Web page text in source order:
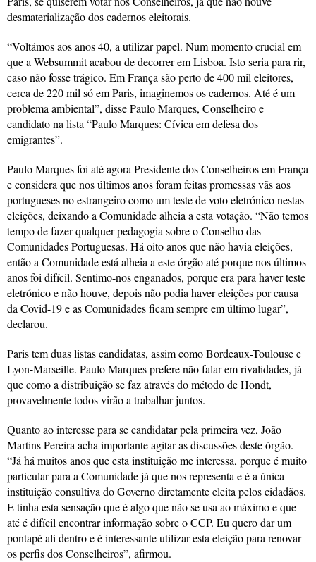
desmaterialização dos cadernos eleitorais.
“Voltámos aos anos 40, a utilizar papel. Num momento crucial em
que a Websummit acabou de decorrer em Lisboa. Isto seria para rir,
caso não fosse trágico. Em França são perto de 400 mil eleitores,
cerca de 220 mil só em Paris, imaginemos os cadernos. Até é um
problema ambiental”, disse Paulo Marques, Conselheiro e
candidato na lista “Paulo Marques: Cívica em defesa dos
emigrantes”.
Paulo Marques foi até agora Presidente dos Conselheiros em França
e considera que nos últimos anos foram feitas promessas vãs aos
portugueses no estrangeiro como um teste de voto eletrónico nestas
eleições, deixando a Comunidade alheia a esta votação. “Não temos
tempo de fazer qualquer pedagogia sobre o Conselho das
Comunidades Portuguesas. Há oito anos que não havia eleições,
então a Comunidade está alheia a este órgão até porque nos últimos
anos foi difícil. Sentimo-nos enganados, porque era para haver teste
eletrónico e não houve, depois não podia haver eleições por causa
da Covid-19 e as Comunidades ficam sempre em último lugar”,
declarou.
Paris tem duas listas candidatas, assim como Bordeaux-Toulouse e
Lyon-Marseille. Paulo Marques prefere não falar em rivalidades, já
que como a distribuição se faz através do método de Hondt,
provavelmente todos virão a trabalhar juntos.
Quanto ao interesse para se candidatar pela primeira vez, João
Martins Pereira acha importante agitar as discussões deste órgão.
“Já há muitos anos que esta instituição me interessa, porque é muito
particular para a Comunidade já que nos representa e é a única
instituição consultiva do Governo diretamente eleita pelos cidadãos.
E tinha esta sensação que é algo que não se usa ao máximo e que
até é difícil encontrar informação sobre o CCP. Eu quero dar um
pontapé ali dentro e é interessante utilizar esta eleição para renovar
os perfis dos Conselheiros”, afirmou.